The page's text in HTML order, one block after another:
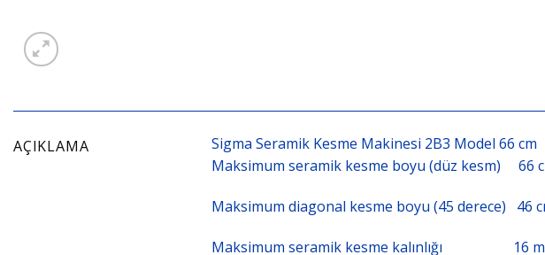
AÇIKLAMA
Sigma Seramik Kesme Makinesi 2B3 Model 66 cm
Maksimum seramik kesme boyu (düz kesm) 66
Maksimum diagonal kesme boyu (45 derece) 46
Maksimum seramik kesme kalınlığı 16